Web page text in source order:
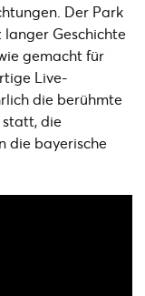
Der Park
Geschichte
gemacht für
Live-
die berühmte
statt, die
die bayerische